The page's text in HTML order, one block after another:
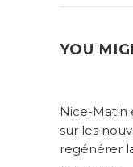
YOU
Nice-Matin
sur les
regénérer